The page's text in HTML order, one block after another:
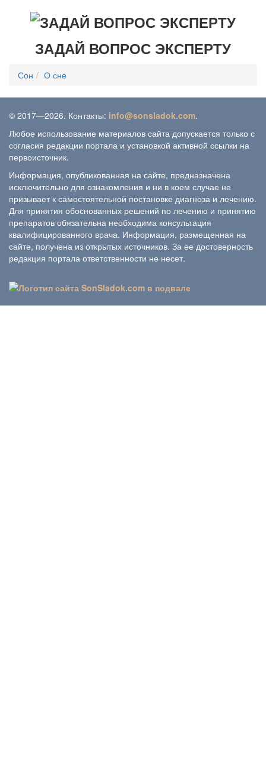
ЗАДАЙ ВОПРОС ЭКСПЕРТУ
Сон О сне
© 2017—2026. Контакты: info@sonsladok.com.
Любое использование материалов сайта допускается только с
согласия редакции портала и установкой активной ссылки на
первоисточник.
Информация, опубликованная на сайте, предназначена
исключительно для ознакомления и ни в коем случае не
призывает к самостоятельной постановке диагноза и лечению.
Для принятия обоснованных решений по лечению и принятию
препаратов обязательна необходима консультация
квалифицированного врача. Информация, размещенная на
сайте, получена из открытых источников. За ее достоверность
редакция портала ответственности не несет.